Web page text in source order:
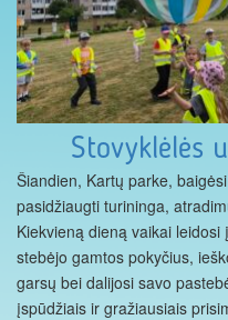
Stovyklėlės
Šiandien, Kartų parke,
pasidžiaugti turininga,
Kiekvieną dieną vaikai
stebėjo gamtos pokyčius,
garsų bei dalijosi savo
įspūdžiais ir gražiausiais